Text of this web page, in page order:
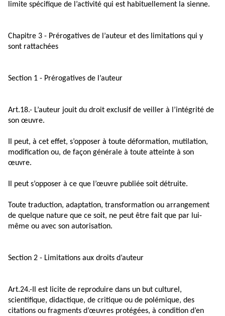
limite spécifique de l’activité qui est habituellement la sienne.
Chapitre 3 - Prérogatives de l’auteur et des limitations qui y
sont rattachées
Section 1 - Prérogatives de l’auteur
Art.18.- L’auteur jouit du droit exclusif de veiller à l’intégrité de
son œuvre.
Il peut, à cet effet, s’opposer à toute déformation, mutilation,
modification ou, de façon générale à toute atteinte à son
œuvre.
Il peut s’opposer à ce que l’œuvre publiée soit détruite.
Toute traduction, adaptation, transformation ou arrangement
de quelque nature que ce soit, ne peut être fait que par lui-
même ou avec son autorisation.
Section 2 - Limitations aux droits d’auteur
Art.24.-Il est licite de reproduire dans un but culturel,
scientifique, didactique, de critique ou de polémique, des
citations ou fragments d’œuvres protégées, à condition d’en